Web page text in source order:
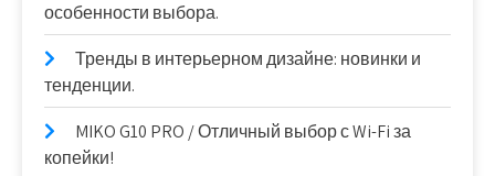
особенности выбора.
Тренды в интерьерном дизайне: новинки и
тенденции.
MIKO G10 PRO / Отличный выбор с Wi-Fi за
копейки!